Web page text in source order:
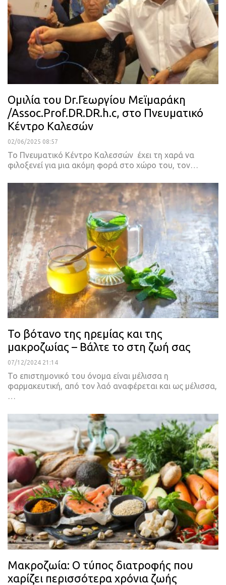
Ομιλία του Dr.Γεωργίου Μεϊμαράκη
/Assoc.Prof.DR.DR.h.c, στο Πνευματικό
Κέντρο Καλεσών
02/06/2025 08:57
Το Πνευματικό Κέντρο Καλεσσών έχει τη χαρά να
φιλοξενεί για μια ακόμη φορά στο χώρο του, τον…
Το βότανο της ηρεμίας και της
μακροζωίας – Βάλτε το στη ζωή σας
07/12/2024 21:14
Το επιστημονικό του όνομα είναι μέλισσα η
φαρμακευτική, από τον λαό αναφέρεται και ως μέλισσα,
…
Μακροζωία: Ο τύπος διατροφής που
χαρίζει περισσότερα χρόνια ζωής